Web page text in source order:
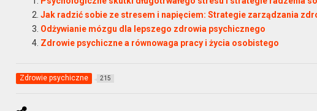
Jak radzić sobie ze stresem i napięciem: Strategie zarządzania
Odżywianie mózgu dla lepszego zdrowia psychicznego
Zdrowie psychiczne a równowaga pracy i życia osobistego
Zdrowie psychiczne 215